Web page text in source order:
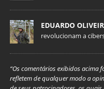
EDUARDO
revolucionam a
“Os comentários exibidos acima
refletem de qualquer modo a